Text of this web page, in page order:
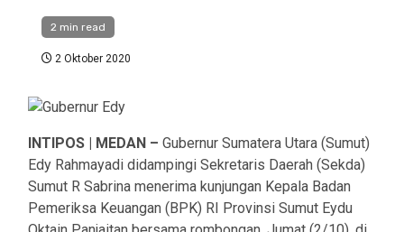
2 min read
2 Oktober 2020
INTIPOS | MEDAN – Gubernur Sumatera Utara (Sumut)
Edy Rahmayadi didampingi Sekretaris Daerah (Sekda)
Sumut R Sabrina menerima kunjungan Kepala Badan
Pemeriksa Keuangan (BPK) RI Provinsi Sumut Eydu